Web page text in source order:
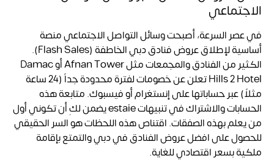
الاجتماعي
في عصر السرعة، أصبحت وسائل التواصل الاجتماعي منصة
أساسية لإطلاق عروض فنادق دبي الخاطفة (Flash Sales).
الكثير من الفنادق والمجمعات مثل Afnan Tower أو Damac
Hills 2 Hotel تعلن عن خصومات لفترة محدودة جداً (24 ساعة
مثلاً) عبر حساباتها على إنستغرام أو فيسبوك. متابعة هذه
الحسابات والاشتراك في تنبيهات estaie يضمن لكِ أن تكوني أول
من يعلم بهذه الصفقات. اقتناص هذه اللحظات هو السر الحقيقي
للحصول على افضل عروض الفنادق في دبي والتمتع بإقامة
ملكية بسعر اقتصادي للغاية.